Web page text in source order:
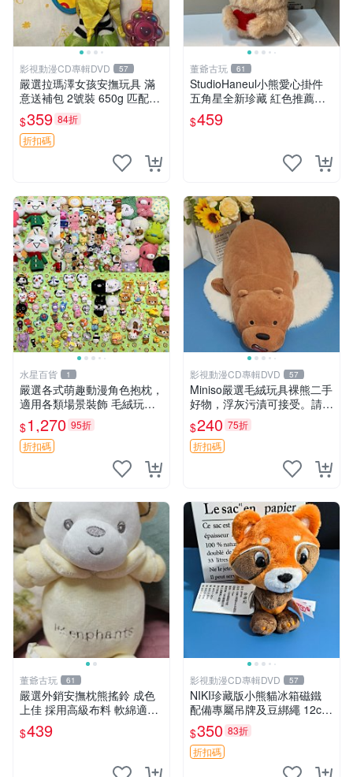
影視動漫CD專輯DVD 57
嚴選拉瑪澤女孩安撫玩具 滿
意送補包 2號裝 650g 匹配嬰
幼童舒壓好伴侶 女孩專用 安
心選擇 安撫玩偶 衝包 玩具
$359 84折
折扣碼
董爺古玩 61
StudioHaneul小熊愛心掛件
五角星全新珍藏 紅色推薦收
藏 玩具掛飾 掛件 新品
$459
水星百貨 1
嚴選各式萌趣動漫角色抱枕，
適用各類場景裝飾 毛絨玩
具、卡通抱枕、趣味玩偶
$1,270 95折
折扣碼
影視動漫CD專輯DVD 57
Miniso嚴選毛絨玩具裸熊二手
好物，浮灰污漬可接受。請詳
閱照片再下單，售出不退不
換。全新品相收藏推薦。 裸
熊 毛絨玩具 收藏
$240 75折
折扣碼
董爺古玩 61
嚴選外銷安撫枕熊搖鈴 成色
上佳 採用高級布料 軟綿適合
收藏 安心選購 安撫枕 熊玩具
搖鈴
$439
影視動漫CD專輯DVD 57
NIKI珍藏版小熊貓冰箱磁鐵
配備專屬吊牌及豆綁繩 12cm
廢品嚴選 好評推薦 小熊貓冰
箱貼 磁鐵掛件 冰箱飾品
$350 83折
折扣碼